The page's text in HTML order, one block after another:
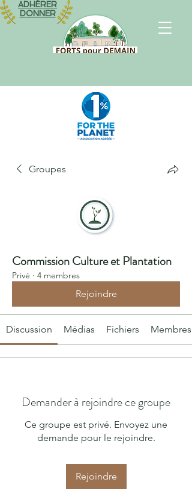
ADHÉRER
DONNER
Groupes
Commission Culture et Plantation
Privé · 4 membres
Rejoindre
Discussion Médias Fichiers Membres
Demander à rejoindre ce groupe
Ce groupe est privé. Envoyez une
demande pour le rejoindre.
Rejoindre